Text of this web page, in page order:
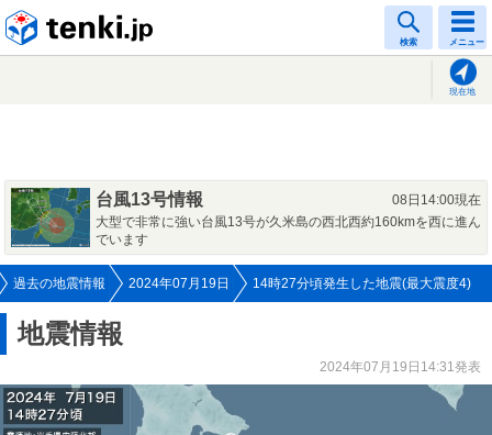
検索 メニュー
現在地
台風13号情報
08日14:00現在
大型で非常に強い台風13号が久米島の西北西約160kmを西に進ん
でいます
過去の地震情報 2024年07月19日 14時27分頃発生した地震(最大震度4)
地震情報
2024年07月19日14:31発表